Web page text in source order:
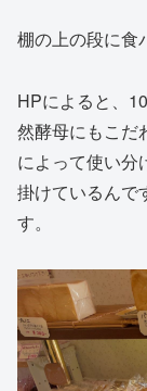
棚の上の段に食
HPによると、
然酵母にもこだ
によって使い分
掛けているんで
す。